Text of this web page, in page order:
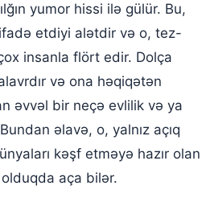
yumor hissi ilə gülür. Bu,
etdiyi alətdir və o, tez-
insanla flört edir. Dolça
və ona həqiqətən
əvvəl bir neçə evlilik və ya
əlavə, o, yalnız açıq
kəşf etməyə hazır olan
aça bilər.